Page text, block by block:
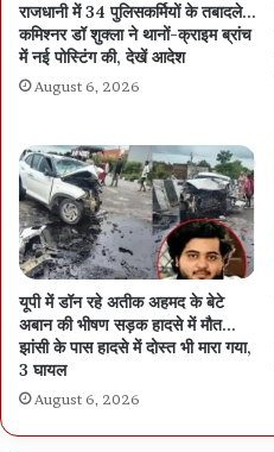
राजधानी में 34 पुलिसकर्मियों के तबादले…
कमिश्नर डॉ शुक्ला ने थानों-क्राइम ब्रांच
में नई पोस्टिंग की, देखें आदेश
August 6, 2026
यूपी में डॉन रहे अतीक अहमद के बेटे
अबान की भीषण सड़क हादसे में मौत…
झांसी के पास हादसे में दोस्त भी मारा गया,
3 घायल
August 6, 2026